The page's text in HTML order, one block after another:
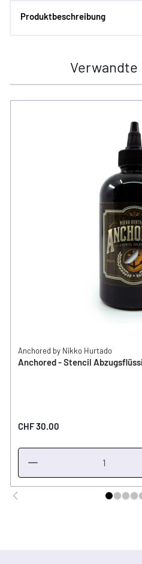
Produktbeschreibung
Anchored by Nikko Hurtado
Anchored - Stencil
CHF 30.00